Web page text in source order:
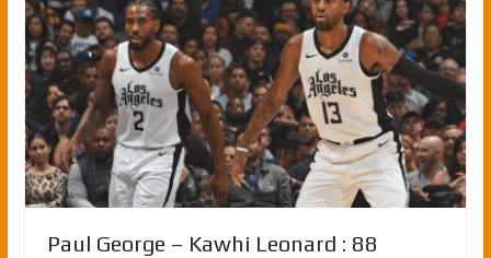
Paul George – Kawhi Leonard : 88